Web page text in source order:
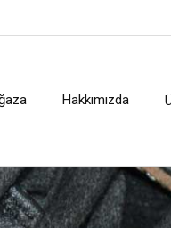
Hakkımızda